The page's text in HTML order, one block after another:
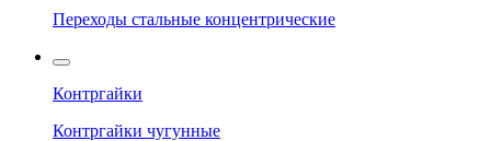
Переходы стальные концентрические
Контргайки
Контргайки чугунные